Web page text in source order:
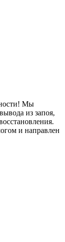
Мы
из запоя,
и направлен